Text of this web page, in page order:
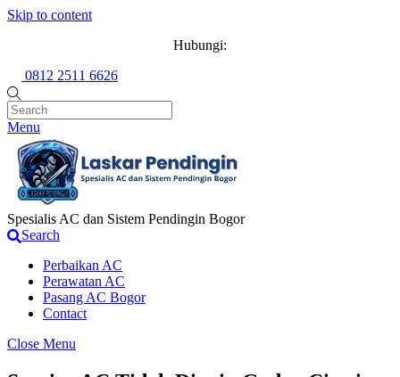
Skip to content
Hubungi:
0812 2511 6626
Menu
Spesialis AC dan Sistem Pendingin Bogor
Search
Perbaikan AC
Perawatan AC
Pasang AC Bogor
Contact
Close Menu